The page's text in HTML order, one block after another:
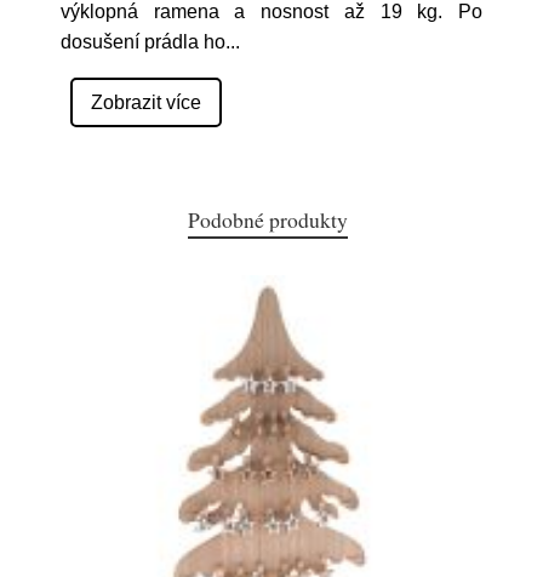
výklopná ramena a nosnost až 19 kg. Po
dosušení prádla ho...
Zobrazit více
Podobné produkty